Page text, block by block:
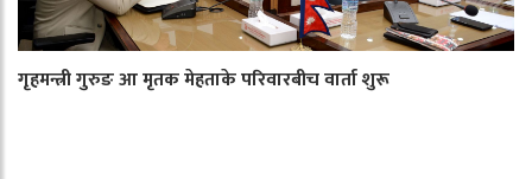
गृहमन्त्री गुरुङ आ मृतक मेहताके परिवारबीच वार्ता शुरू